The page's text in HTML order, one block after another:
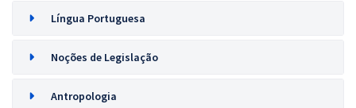
Língua Portuguesa
Noções de Legislação
Antropologia